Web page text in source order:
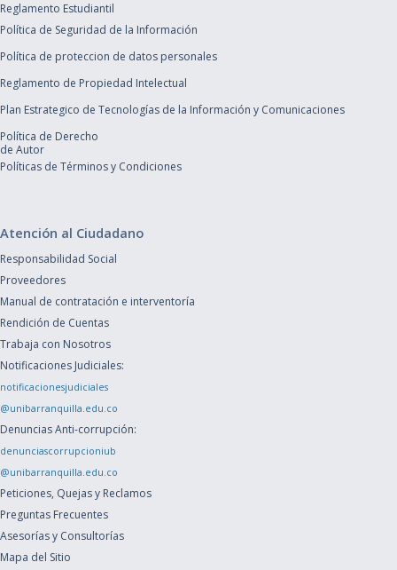
Reglamento Estudiantil
Política de Seguridad de la Información
Política de proteccion de datos personales
Reglamento de Propiedad Intelectual
Plan Estrategico de Tecnologías de la Información y Comunicaciones
Política de Derecho
de Autor
Políticas de Términos y Condiciones
Atención al Ciudadano
Responsabilidad Social
Proveedores
Manual de contratación e interventoría
Rendición de Cuentas
Trabaja con Nosotros
Notificaciones Judiciales:
notificacionesjudiciales
@unibarranquilla.edu.co
Denuncias Anti-corrupción:
denunciascorrupcioniub
@unibarranquilla.edu.co
Peticiones, Quejas y Reclamos
Preguntas Frecuentes
Asesorías y Consultorías
Mapa del Sitio